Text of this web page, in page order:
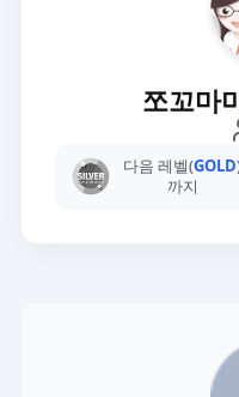
쪼꼬마
다음 레벨(GOLD
까지